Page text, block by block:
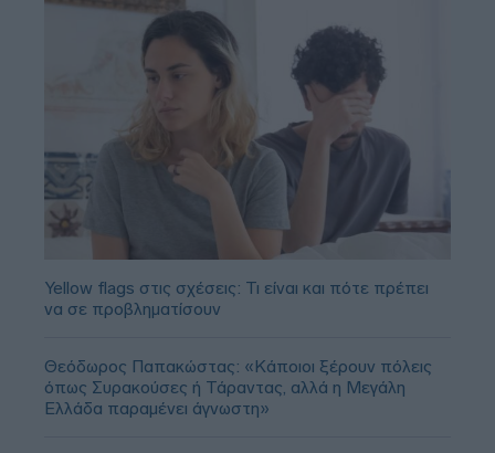
Yellow flags στις σχέσεις: Τι είναι και πότε πρέπει
να σε προβληματίσουν
Θεόδωρος Παπακώστας: «Κάποιοι ξέρουν πόλεις
όπως Συρακούσες ή Τάραντας, αλλά η Μεγάλη
Ελλάδα παραμένει άγνωστη»